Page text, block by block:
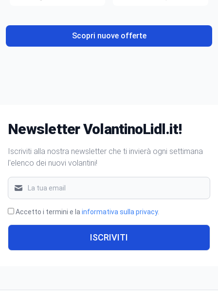
Scopri nuove offerte
Newsletter VolantinoLidl.it!
Iscriviti alla nostra newsletter che ti invierà ogni settimana
l'elenco dei nuovi volantini!
Accetto i termini e la informativa sulla privacy.
ISCRIVITI